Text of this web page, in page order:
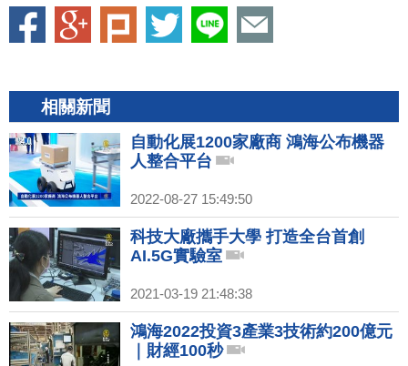
相關新聞
自動化展1200家廠商 鴻海公布機器
人整合平台
2022-08-27 15:49:50
科技大廠攜手大學 打造全台首創
AI.5G實驗室
2021-03-19 21:48:38
鴻海2022投資3產業3技術約200億元
｜財經100秒